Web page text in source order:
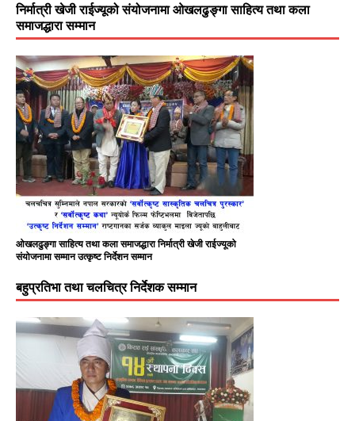
निर्मात्री खेजी राईज्यूको संयोजनामा ओखलढुङ्गा साहित्य तथा कला
समाजद्धारा सम्मान
ओखलढुङ्गा साहित्य तथा कला समाजद्धारा निर्मात्री खेजी राईज्यूको
संयोजनामा सम्मान उत्कृष्ट निर्देशन सम्मान
बहुप्रतिभा तथा चलचित्र निर्देशक सम्मान